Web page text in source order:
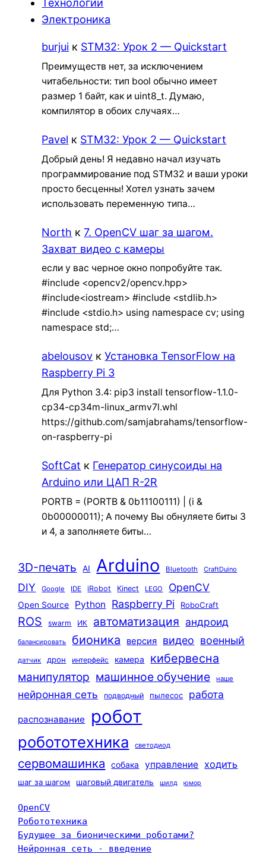
Технологии
Электроника
burjui к STM32: Урок 2 — Quickstart
Преимуществ нет, за исключением
читабельности: тип bool обычно имеет
размер 1 байт, как и uint8_t. Думаю,
компилятор в обоих случаях…
Pavel к STM32: Урок 2 — Quickstart
Добрый день! Я недавно начал изучать
программирование под STM32 и ваши уроки
просто бесценны! Хотел узнать зачем
использовать переменную типа…
North к7. OpenCV шаг за шагом.
Захват видео с камеры
если у вас черное окно попробуйте так.
#include <opencv2/opencv.hpp>
#include<iostream> #include <stdlib.h>
#include <stdio.h> using namespace cv; using
namespace std;…
abelousov кУстановка TensorFlow на
Raspberry Pi 3
Для Python 3.4: pip3 install tensorflow-1.1.0-
cp34-cp34m-linux_armv7l.whl
https://github.com/samjabrahams/tensorflow-
on-raspberry-pi
SoftCat к Генератор синусоиды на
Arduino или ЦАП R-2R
PORTB = (PORTB & 0b11100111) | (i &
0b00000011); А почему Вы обнуляете биты 3
и 4, а заполняете биты…
3D-печать AI Arduino Bluetooth CraftDuino
DIY Google IDE iRobot Kinect LEGO OpenCV
Open Source Python Raspberry Pi RoboCraft
ROS swarm ИК автоматизация андроид
балансировать бионика версия видео военный
датчик дрон интерфейс камера кибервесна
манипулятор машинное обучение наше
нейронная сеть подводный пылесос работа
распознавание робот
робототехника светодиод
сервомашинка собака управление ходить
шаг за шагом шаговый двигатель шилд юмор
OpenCV
Робототехника
Будущее за бионическими роботами?
Нейронная сеть - введение